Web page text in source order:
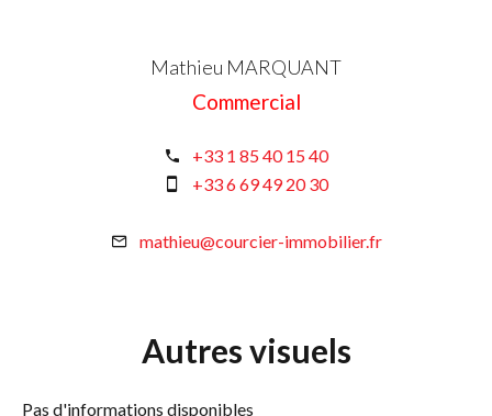
Mathieu MARQUANT
Commercial
+33 1 85 40 15 40
+33 6 69 49 20 30
mathieu@courcier-immobilier.fr
Autres visuels
Pas d'informations disponibles